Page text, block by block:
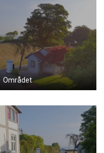
Området